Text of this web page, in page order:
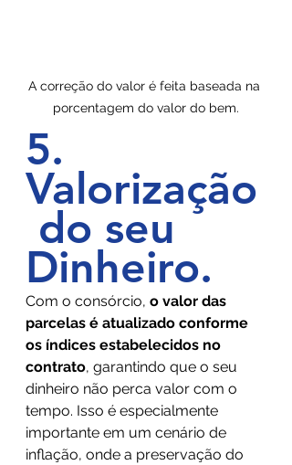
A correção do valor é feita baseada na
porcentagem do valor do bem.
5.
Valorização
do seu
Dinheiro.
Com o consórcio, o valor das
parcelas é atualizado conforme
os índices estabelecidos no
contrato, garantindo que o seu
dinheiro não perca valor com o
tempo. Isso é especialmente
importante em um cenário de
inflação, onde a preservação do